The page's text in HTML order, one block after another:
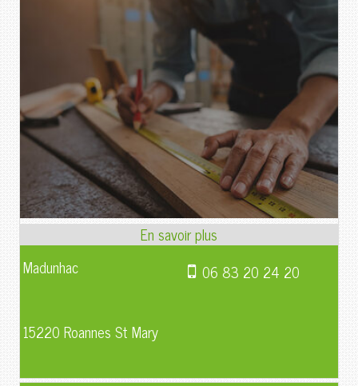
Madunhac
15220 Roannes St Mary
06 83 20 24 20